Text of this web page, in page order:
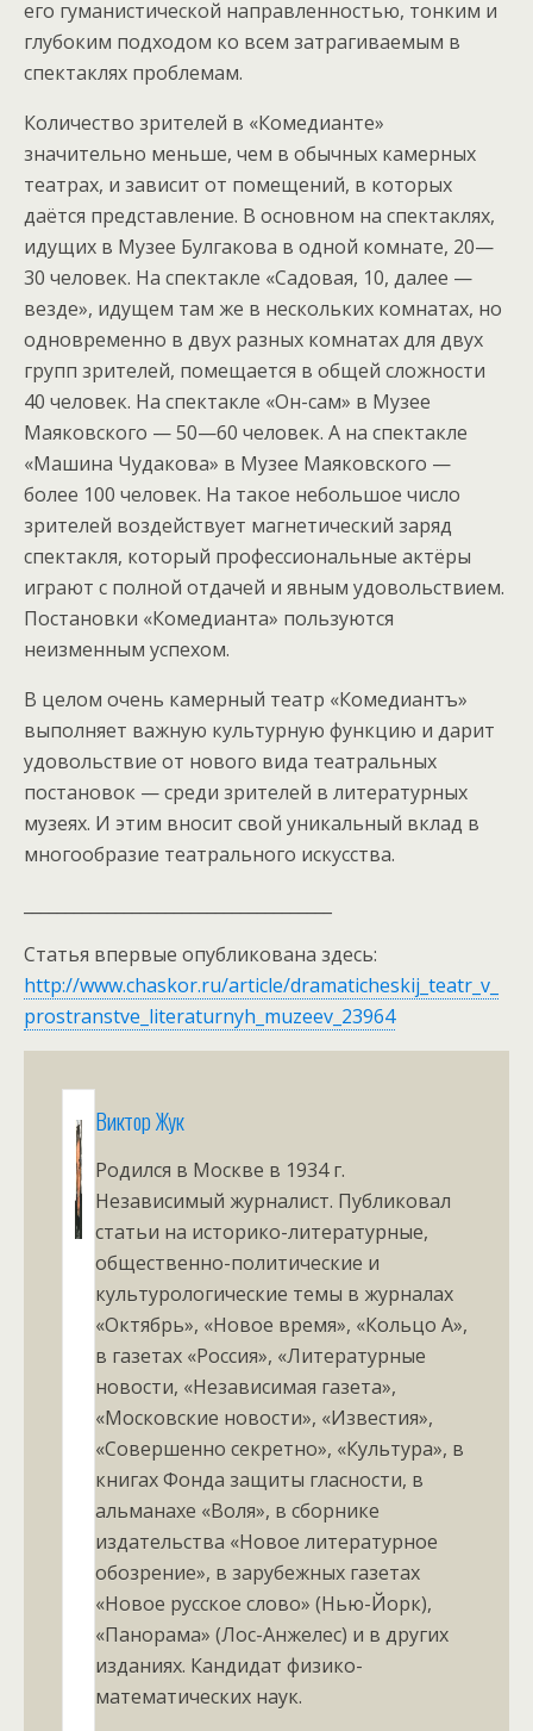
его гуманистической направленностью, тонким и
глубоким подходом ко всем затрагиваемым в
спектаклях проблемам.
Количество зрителей в «Комедианте»
значительно меньше, чем в обычных камерных
театрах, и зависит от помещений, в которых
даётся представление. В основном на спектаклях,
идущих в Музее Булгакова в одной комнате, 20—
30 человек. На спектакле «Садовая, 10, далее —
везде», идущем там же в нескольких комнатах, но
одновременно в двух разных комнатах для двух
групп зрителей, помещается в общей сложности
40 человек. На спектакле «Он-сам» в Музее
Маяковского — 50—60 человек. А на спектакле
«Машина Чудакова» в Музее Маяковского —
более 100 человек. На такое небольшое число
зрителей воздействует магнетический заряд
спектакля, который профессиональные актёры
играют с полной отдачей и явным удовольствием.
Постановки «Комедианта» пользуются
неизменным успехом.
В целом очень камерный театр «Комедиантъ»
выполняет важную культурную функцию и дарит
удовольствие от нового вида театральных
постановок — среди зрителей в литературных
музеях. И этим вносит свой уникальный вклад в
многообразие театрального искусства.
Статья впервые опубликована здесь:
http://www.chaskor.ru/article/dramaticheskij_teatr_v_
prostranstve_literaturnyh_muzeev_23964
Виктор Жук
Родился в Москве в 1934 г.
Независимый журналист. Публиковал
статьи на историко-литературные,
общественно-политические и
культурологические темы в журналах
«Октябрь», «Новое время», «Кольцо А»,
в газетах «Россия», «Литературные
новости, «Независимая газета»,
«Московские новости», «Известия»,
«Совершенно секретно», «Культура», в
книгах Фонда защиты гласности, в
альманахе «Воля», в сборнике
издательства «Новое литературное
обозрение», в зарубежных газетах
«Новое русское слово» (Нью-Йорк),
«Панорама» (Лос-Анжелес) и в других
изданиях. Кандидат физико-
математических наук.